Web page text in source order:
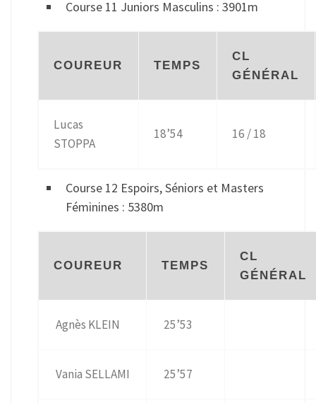
Course 11 Juniors Masculins : 3901m
COUREUR TEMPS
CL
GÉNÉRAL
Lucas
STOPPA
18’54 16 / 18
Course 12 Espoirs, Séniors et Masters
Féminines : 5380m
COUREUR TEMPS
CL
GÉNÉRAL
Agnès KLEIN 25’53
Vania SELLAMI 25’57